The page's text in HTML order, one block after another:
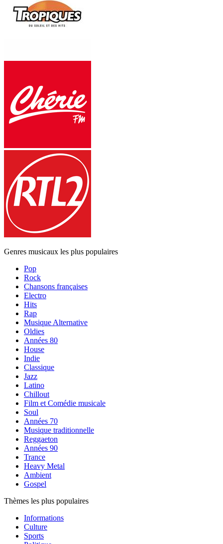
Genres musicaux les plus populaires
Pop
Rock
Chansons françaises
Electro
Hits
Rap
Musique Alternative
Oldies
Années 80
House
Indie
Classique
Jazz
Latino
Chillout
Film et Comédie musicale
Soul
Années 70
Musique traditionnelle
Reggaeton
Années 90
Trance
Heavy Metal
Ambient
Gospel
Thèmes les plus populaires
Informations
Culture
Sports